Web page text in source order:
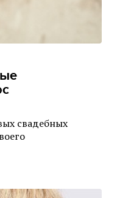
свадебных